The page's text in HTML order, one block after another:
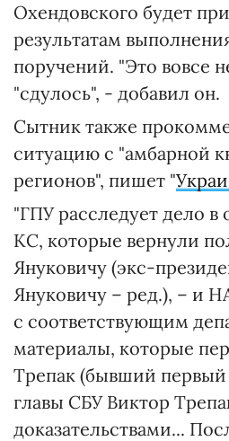
Охендовского будет
результатам
поручений. "Это вовсе
"сдулось", - добавил он.
Сытник также
ситуацию с "амбарной
регионов", пишет "
"ГПУ расследует дело
КС, которые вернули
Януковичу (экс-
Януковичу – ред.), – и
с соответствующим
материалы, которые
Трепак (бывший первый
главы СБУ Виктор
доказательствами...